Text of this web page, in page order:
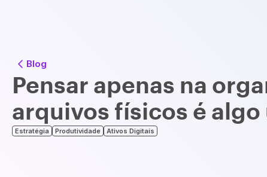
Blog
Pensar apenas na
arquivos físicos é
Estratégia Produtividade Ativos Digitais